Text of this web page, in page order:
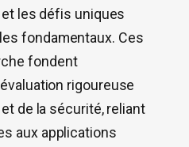
les défis uniques
fondamentaux. Ces
fondent
rigoureuse
de la sécurité, reliant
aux applications